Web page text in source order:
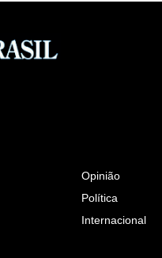
Opinião
Política
Internacional